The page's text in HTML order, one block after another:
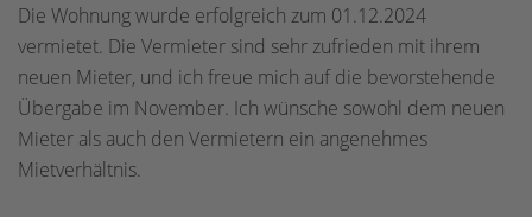
Die Wohnung wurde erfolgreich zum 01.12.2024
vermietet. Die Vermieter sind sehr zufrieden mit ihrem
neuen Mieter, und ich freue mich auf die bevorstehende
Übergabe im November. Ich wünsche sowohl dem neuen
Mieter als auch den Vermietern ein angenehmes
Mietverhältnis.